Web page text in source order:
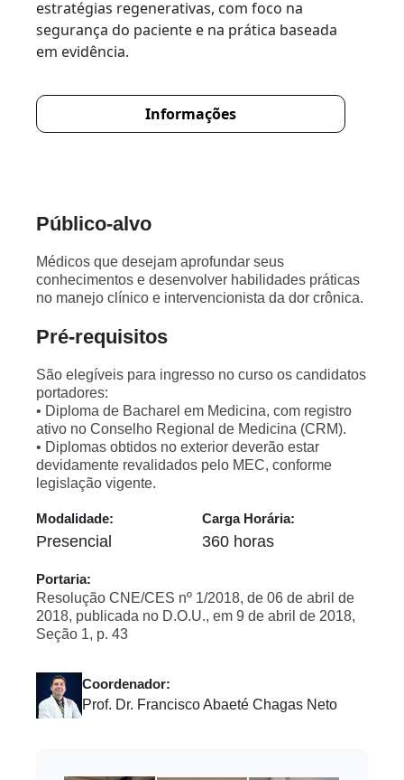
estratégias regenerativas, com foco na
segurança do paciente e na prática baseada
em evidência.
Informações
Público-alvo
Médicos que desejam aprofundar seus
conhecimentos e desenvolver habilidades práticas
no manejo clínico e intervencionista da dor crônica.
Pré-requisitos
São elegíveis para ingresso no curso os candidatos
portadores:
• Diploma de Bacharel em Medicina, com registro
ativo no Conselho Regional de Medicina (CRM).
• Diplomas obtidos no exterior deverão estar
devidamente revalidados pelo MEC, conforme
legislação vigente.
Modalidade:
Presencial
Carga Horária:
360 horas
Portaria:
Resolução CNE/CES nº 1/2018, de 06 de abril de
2018, publicada no D.O.U., em 9 de abril de 2018,
Seção 1, p. 43
Coordenador:
Prof. Dr. Francisco Abaeté Chagas Neto